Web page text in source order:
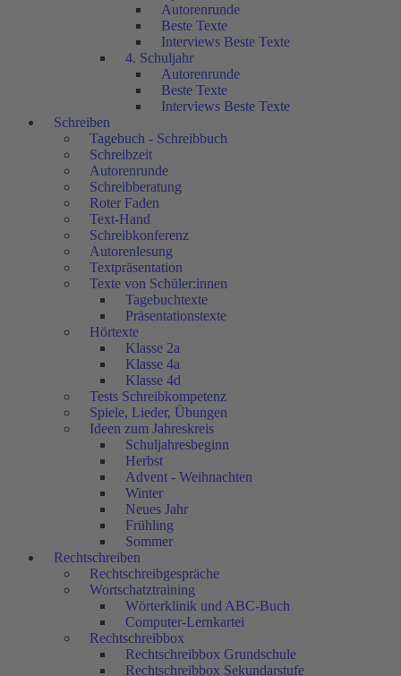
Autorenrunde
Beste Texte
Interviews Beste Texte
4. Schuljahr
Autorenrunde
Beste Texte
Interviews Beste Texte
Schreiben
Tagebuch - Schreibbuch
Schreibzeit
Autorenrunde
Schreibberatung
Roter Faden
Text-Hand
Schreibkonferenz
Autorenlesung
Textpräsentation
Texte von Schüler:innen
Tagebuchtexte
Präsentationstexte
Hörtexte
Klasse 2a
Klasse 4a
Klasse 4d
Tests Schreibkompetenz
Spiele, Lieder, Übungen
Ideen zum Jahreskreis
Schuljahresbeginn
Herbst
Advent - Weihnachten
Winter
Neues Jahr
Frühling
Sommer
Rechtschreiben
Rechtschreibgespräche
Wortschatztraining
Wörterklinik und ABC-Buch
Computer-Lernkartei
Rechtschreibbox
Rechtschreibbox Grundschule
Rechtschreibbox Sekundarstufe